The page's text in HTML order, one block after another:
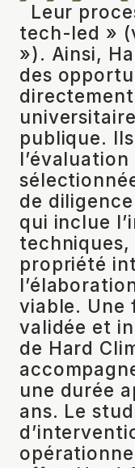
Leur
tech-led »
»). Ainsi,
des
publique.
de
qui inclue
propriété
viable. Une
validée et
de Hard
une durée
ans. Le